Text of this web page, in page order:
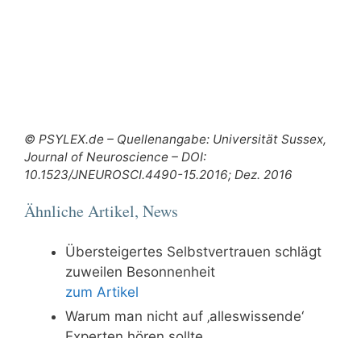
© PSYLEX.de – Quellenangabe: Universität Sussex,
Journal of Neuroscience – DOI:
10.1523/JNEUROSCI.4490-15.2016; Dez. 2016
Ähnliche Artikel, News
Übersteigertes Selbstvertrauen schlägt
zuweilen Besonnenheit
zum Artikel
Warum man nicht auf ‚alleswissende‘